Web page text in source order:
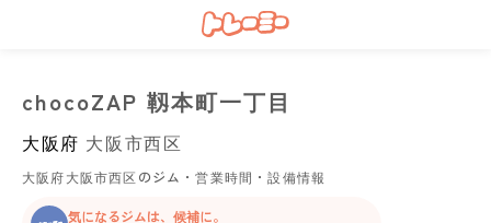
chocoZAP 靱本町一丁目
大阪府 大阪市西区
大阪府大阪市西区のジム・営業時間・設備情報
気になるジムは、候補に。